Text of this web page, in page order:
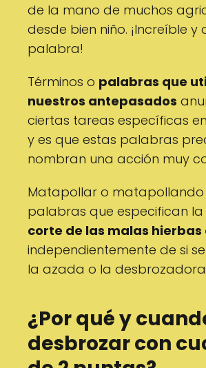
de la mano de muchos
desde bien niño. ¡Increíble y
palabra!
Términos o palabras que
nuestros antepasados
ciertas tareas específicas
y es que estas palabras
nombran una acción muy
Matapollar o matapollando
palabras que especifican la
corte de las malas hierbas
independientemente de si
la azada o la
¿Por qué y
desbrozar con